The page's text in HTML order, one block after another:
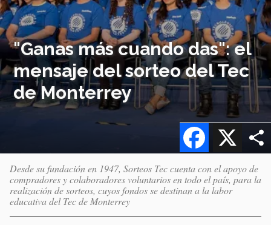
"Ganas más cuando das": el
mensaje del sorteo del Tec
de Monterrey
X
Facebook
Desde su fundación en 1947, Sorteos Tec cuenta con el apoyo de
compradores y colaboradores voluntarios en todo el país, para la
realización de sorteos, cuyos fondos se destinan a la labor
educativa del Tec de Monterrey